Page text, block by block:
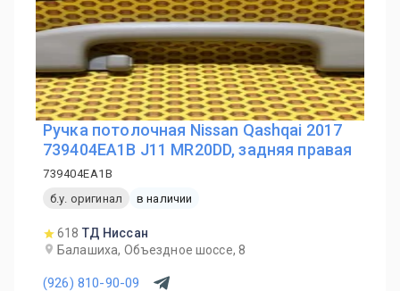
Ручка потолочная Nissan Qashqai 2017
739404EA1B J11 MR20DD, задняя правая
739404EA1B
б.у. оригинал
в наличии
618 ТД Ниссан
Балашиха, Объездное шоссе, 8
(926) 810-90-09